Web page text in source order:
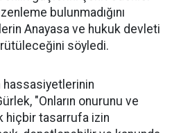
bulunmadığını
Anayasa ve hukuk devleti
söyledi.
hassasiyetlerinin
"Onların onurunu ve
hiçbir tasarrufa izin